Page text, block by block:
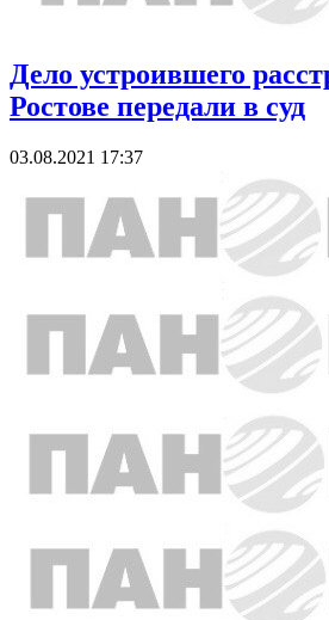
Дело устроившего
Ростове передали в суд
03.08.2021 17:37